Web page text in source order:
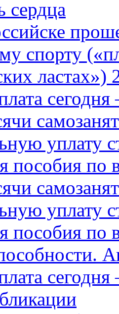
сердца
спорту
ластах»)
уплату
пособия по
уплату
пособия по